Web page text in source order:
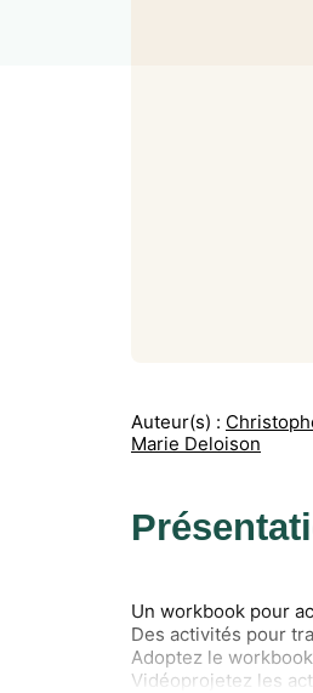
Auteur(s) :
Marie Deloison
Un workbook pour
Des activités pour
Adoptez le
Vidéoprojetez les